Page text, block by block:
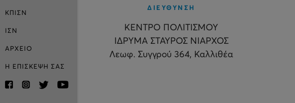
ΚΠΙΣΝ
ΙΣΝ
ΑΡΧΕΙΟ
Η ΕΠΙΣΚΕΨΗ ΣΑΣ
ΔΙΕΥΘΥΝΣΗ
ΚΕΝΤΡΟ ΠΟΛΙΤΙΣΜΟΥ
ΙΔΡΥΜΑ ΣΤΑΥΡΟΣ ΝΙΑΡΧΟΣ
Λεωφ. Συγγρού 364, Καλλιθέα